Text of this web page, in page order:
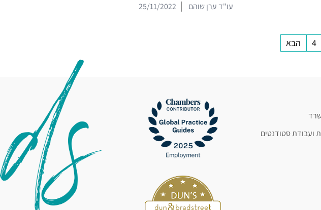
עו"ד ערן שוהם 25/11/2022
4 הבא
ועבודת סטודנטים